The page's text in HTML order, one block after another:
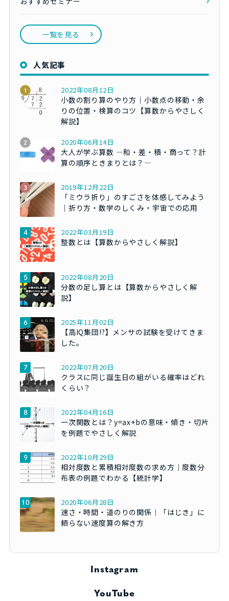
一覧を見る
人気記事
2022年08月12日
小数の割り算のやり方｜小数点の移動・余
りの位置・検算のコツ【算数からやさしく
解説】
2020年06月14日
大人が学ぶ算数 ―和・差・積・商って？計
算の順序ときまりとは？―
2019年12月22日
「ミウラ折り」のすごさを体感してみよう
｜折り方・数学のしくみ・宇宙での応用
2022年03月19日
整数とは【算数からやさしく解説】
2022年08月20日
分数の足し算とは【算数からやさしく解
説】
2025年11月02日
【高IQ集団!?】メンサの試験を受けてきま
した。
2022年07月20日
クラスに同じ誕生日の組がいる確率はどれ
くらい？
2022年04月16日
一次関数とは？y=ax+bの意味・傾き・切片
を例題でやさしく解説
2022年10月29日
相対度数と累積相対度数の求め方｜度数分
布表の例題でわかる【統計学】
2020年06月28日
速さ・時間・道のりの関係｜「はじき」に
頼らない速度算の解き方
Instagram
YouTube